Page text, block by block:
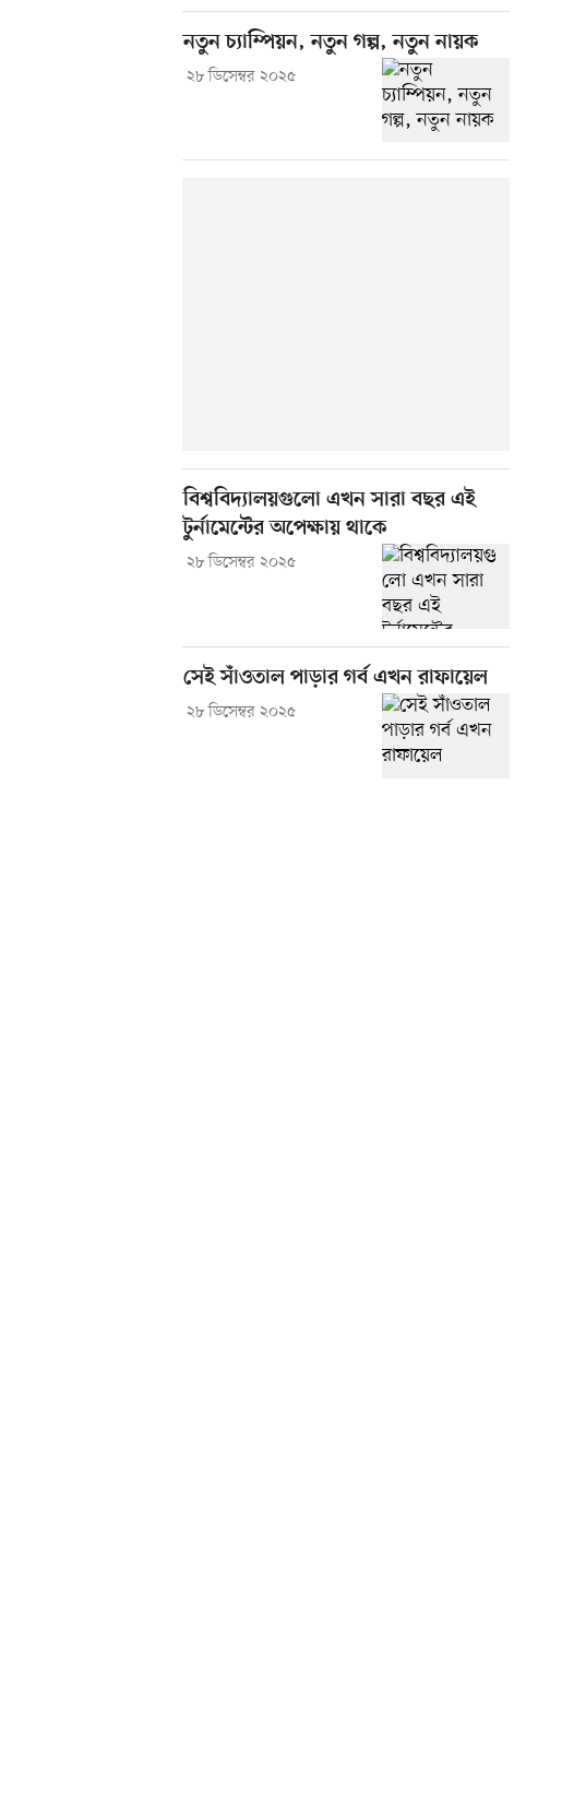
নতুন চ্যাম্পিয়ন, নতুন গল্প, নতুন নায়ক
২৮ ডিসেম্বর ২০২৫
বিশ্ববিদ্যালয়গুলো এখন সারা বছর এই
টুর্নামেন্টের অপেক্ষায় থাকে
২৮ ডিসেম্বর ২০২৫
সেই সাঁওতাল পাড়ার গর্ব এখন রাফায়েল
২৮ ডিসেম্বর ২০২৫